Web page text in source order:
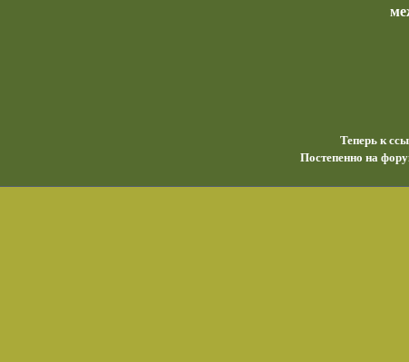
Теперь к
Постепенно на